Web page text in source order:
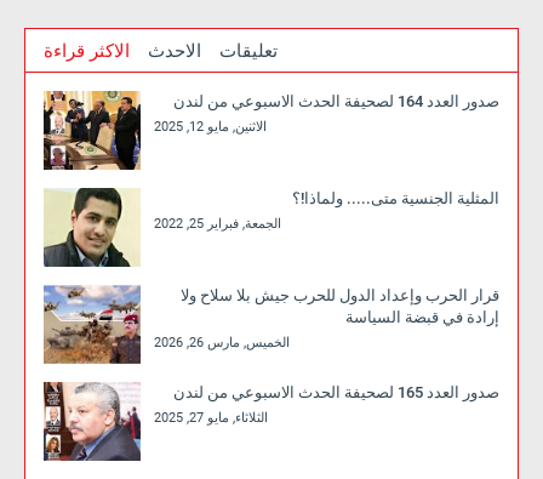
الاكثر قراءة الاحدث تعليقات
صدور العدد 164 لصحيفة الحدث الاسبوعي من لندن
الاثنين, مايو 12, 2025
المثلية الجنسية متى..... ولماذا!؟
الجمعة, فبراير 25, 2022
قرار الحرب وإعداد الدول للحرب جيش بلا سلاح ولا
إرادة في قبضة السياسة
الخميس, مارس 26, 2026
صدور العدد 165 لصحيفة الحدث الاسبوعي من لندن
الثلاثاء, مايو 27, 2025